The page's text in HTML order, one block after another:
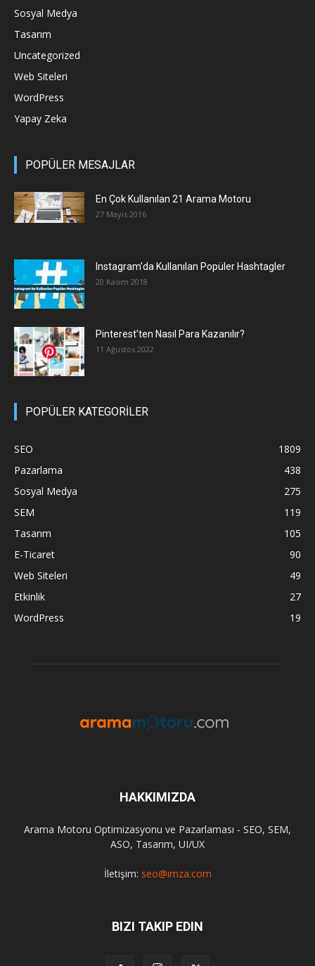
Sosyal Medya
Tasarım
Uncategorized
Web Siteleri
WordPress
Yapay Zeka
POPÜLER MESAJLAR
En Çok Kullanılan 21 Arama Motoru
27 Mayıs 2016
Instagram’da Kullanılan Popüler Hashtagler
20 Kasım 2018
Pinterest’ten Nasıl Para Kazanılır?
11 Ağustos 2022
POPÜLER KATEGORİLER
SEO
1809
Pazarlama
438
Sosyal Medya
275
SEM
119
Tasarım
105
E-Ticaret
90
Web Siteleri
49
Etkinlik
27
WordPress
19
HAKKIMIZDA
Arama Motoru Optimizasyonu ve Pazarlaması - SEO, SEM,
ASO, Tasarım, UI/UX
İletişim: seo@imza.com
BIZI TAKIP EDIN